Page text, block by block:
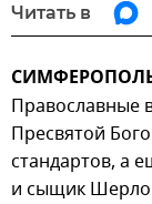
Читать в
Православные
Пресвятой
стандартов, а
и сыщик